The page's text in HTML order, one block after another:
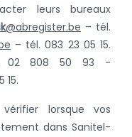
leurs bureaux
@abregister.be – tél.
– tél. 083 23 05 15.
808 50 93 -
15.
lorsque vos
dans Sanitel-